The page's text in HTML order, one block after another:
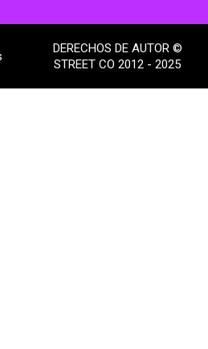
DERECHOS DE AUTOR ©
STREET CO 2012 - 2025